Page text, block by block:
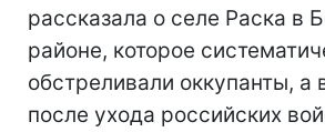
рассказала о селе Раска в
районе, которое
обстреливали оккупанты, а
после ухода российских